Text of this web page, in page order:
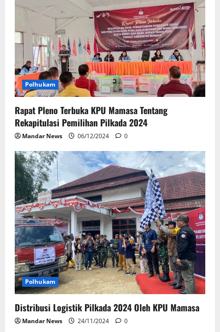
Polhukam
Rapat Pleno Terbuka KPU Mamasa Tentang
Rekapitulasi Pemilihan Pilkada 2024
Mandar News 06/12/2024 0
Polhukam
Distribusi Logistik Pilkada 2024 Oleh KPU Mamasa
Mandar News 24/11/2024 0